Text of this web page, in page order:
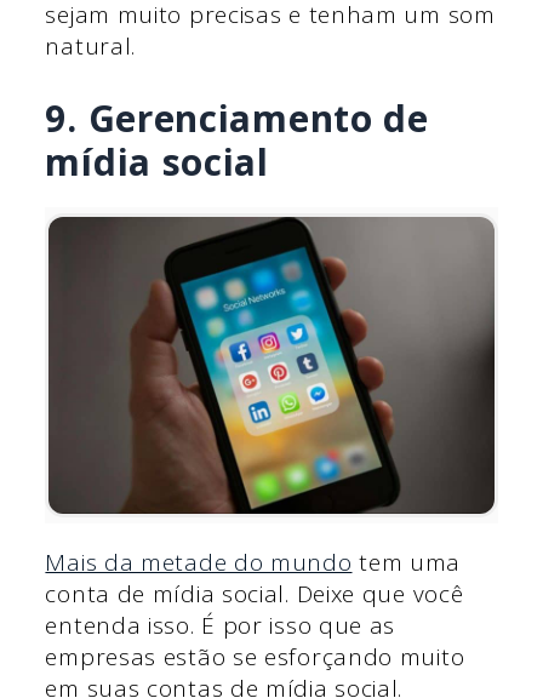
sejam muito precisas e tenham um som
natural.
9. Gerenciamento de
mídia social
Mais da metade do mundo tem uma
conta de mídia social. Deixe que você
entenda isso. É por isso que as
empresas estão se esforçando muito
em suas contas de mídia social.